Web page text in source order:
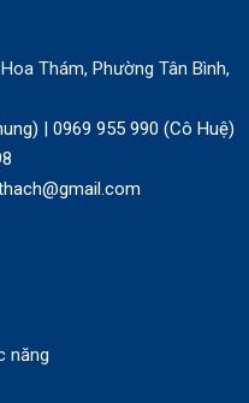
Thám, Phường Tân Bình,
| 0969 955 990 (Cô Huệ)
năng